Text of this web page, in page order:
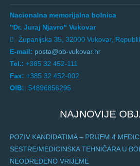
Nacionalna memorijalna bolnica
"Dr. Juraj Njavro" Vukovar
Županijska 35, 32000 Vukovar,
E-mail: posta@ob-vukovar.hr
Tel.: +385 32 452-111
Fax: +385 32 452-002
OIB:: 54896856295
NAJNOVIJE
POZIV KANDIDATIMA – PRIJEM 4
SESTRE/MEDICINSKA TEHNIČARA U
NEODREĐENO VRIJEME